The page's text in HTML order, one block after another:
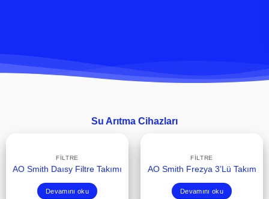
Su Arıtma Cihazları
FILTRE
AO Smith Daısy Filtre Takımı
Devamını oku
FILTRE
AO Smith Frezya 3’Lü Takım
Devamını oku